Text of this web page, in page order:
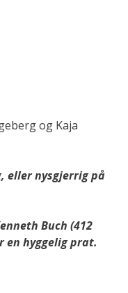
og Kaja
eller nysgjerrig på
Buch (412
en hyggelig prat.